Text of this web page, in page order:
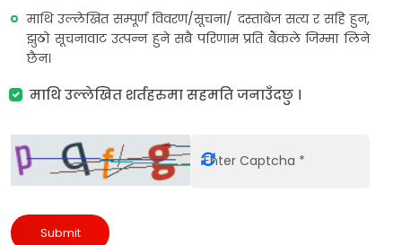
माथि उल्लेखित सम्पूर्ण विवरण/सूचना/ दस्ताबेज सत्य र सहि हुन,
झुठो सूचनावाट उत्पन्न हुने सबै परिणाम प्रति बैंकले जिम्मा लिने
छैन।
माथि उल्लेखित शर्तहरुमा सहमति जनाउँदछु ।
Submit